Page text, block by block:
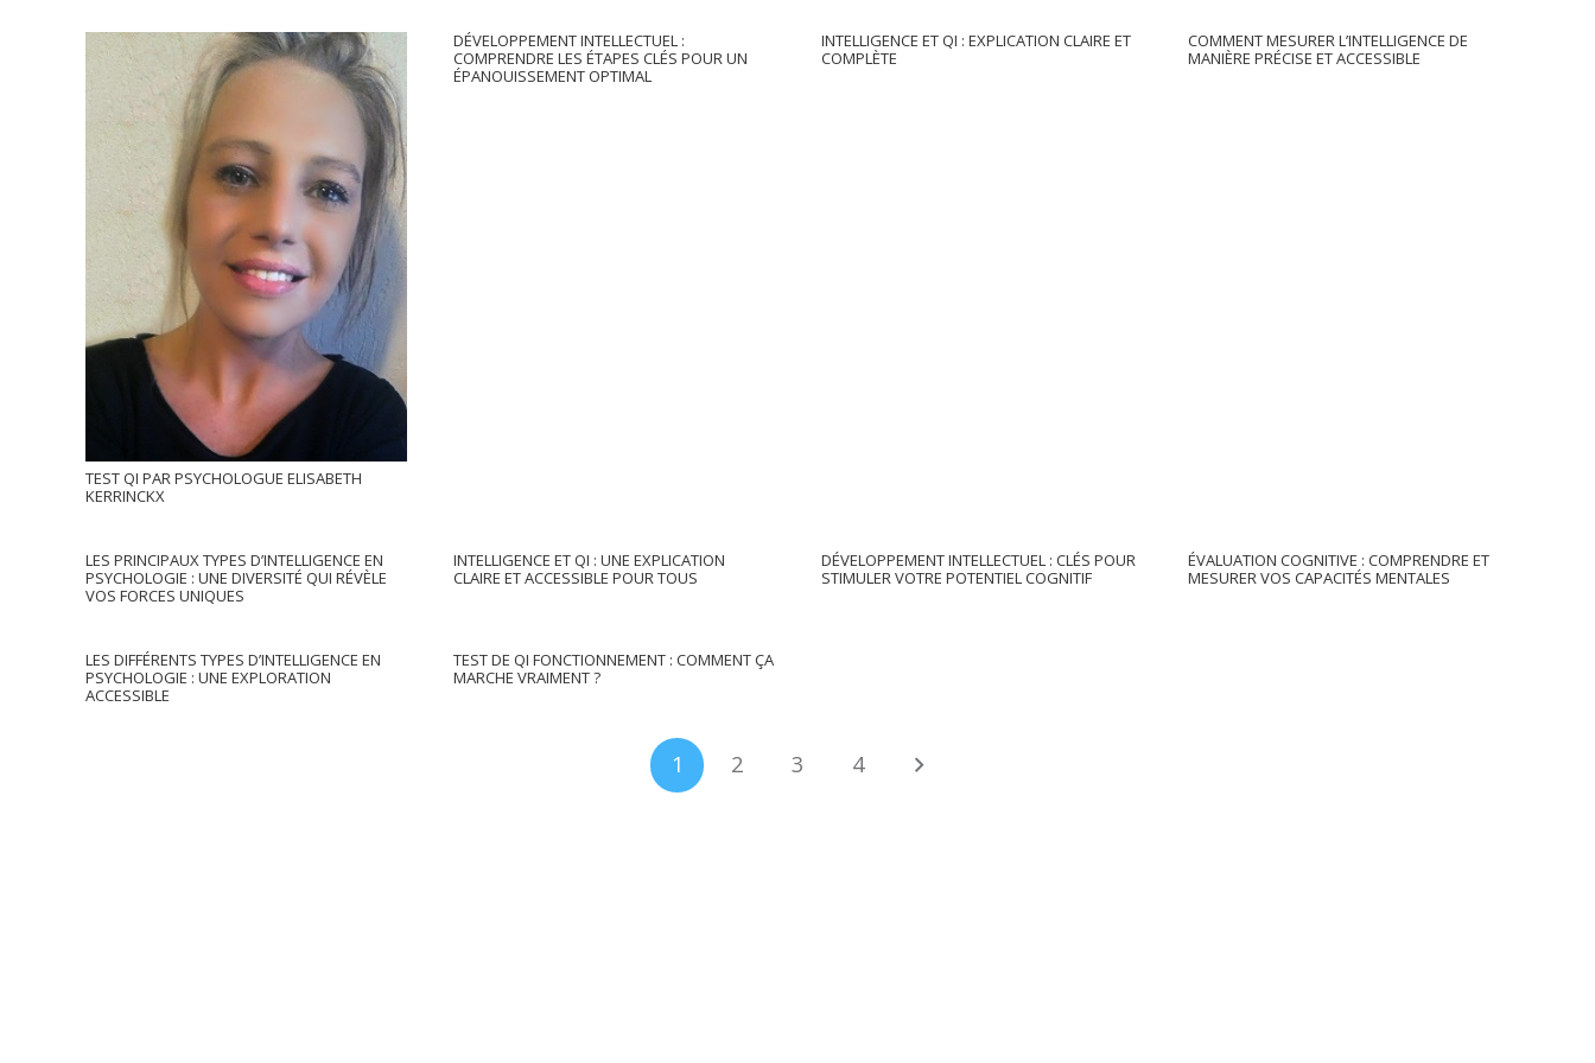
TEST QI PAR PSYCHOLOGUE ELISABETH
KERRINCKX
DÉVELOPPEMENT INTELLECTUEL :
COMPRENDRE LES ÉTAPES CLÉS POUR UN
ÉPANOUISSEMENT OPTIMAL
INTELLIGENCE ET QI : EXPLICATION CLAIRE ET
COMPLÈTE
COMMENT MESURER L’INTELLIGENCE DE
MANIÈRE PRÉCISE ET ACCESSIBLE
LES PRINCIPAUX TYPES D’INTELLIGENCE EN
PSYCHOLOGIE : UNE DIVERSITÉ QUI RÉVÈLE
VOS FORCES UNIQUES
INTELLIGENCE ET QI : UNE EXPLICATION
CLAIRE ET ACCESSIBLE POUR TOUS
DÉVELOPPEMENT INTELLECTUEL : CLÉS POUR
STIMULER VOTRE POTENTIEL COGNITIF
ÉVALUATION COGNITIVE : COMPRENDRE ET
MESURER VOS CAPACITÉS MENTALES
LES DIFFÉRENTS TYPES D’INTELLIGENCE EN
PSYCHOLOGIE : UNE EXPLORATION
ACCESSIBLE
TEST DE QI FONCTIONNEMENT : COMMENT ÇA
MARCHE VRAIMENT ?
1 2 3 4